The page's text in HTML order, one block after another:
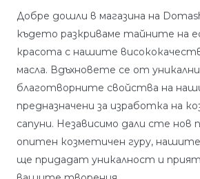
Добре дошли в магазина на
където разкриваме тайните на
красота с нашите
масла. Вдъхновете се от
благотворните свойства на
предназначени за изработка на
сапуни. Независимо дали сте
опитен козметичен гуру,
ще придадат уникалност и